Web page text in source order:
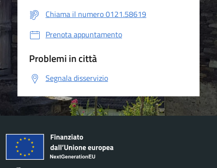
Chiama il numero 0121.58619
Prenota appuntamento
Problemi in città
Segnala disservizio